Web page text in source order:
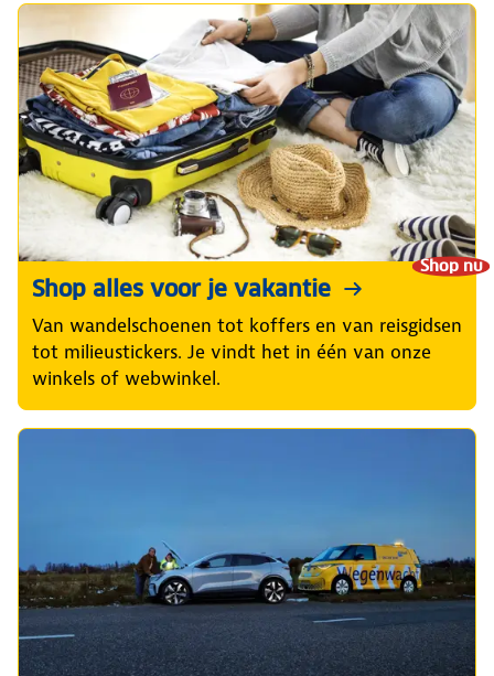
Shop nu
Shop alles voor je vakantie
Van wandelschoenen tot koffers en van reisgidsen
tot milieustickers. Je vindt het in één van onze
winkels of webwinkel.